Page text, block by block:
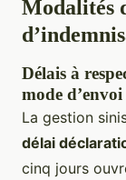
Modalités
Délais à
mode d’envoi
La gestion
délai
cinq jours